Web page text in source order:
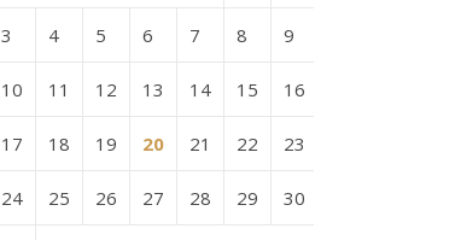
3 4 5 6 7 8 9
10 11 12 13 14 15 16
17 18 19 20 21 22 23
24 25 26 27 28 29 30